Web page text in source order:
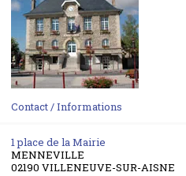
Contact / Informations
1 place de la Mairie
MENNEVILLE
02190 VILLENEUVE-SUR-AISNE